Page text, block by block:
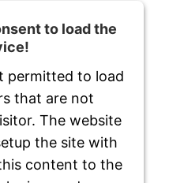
to load the
permitted to load
that are not
The website
the site with
content to the